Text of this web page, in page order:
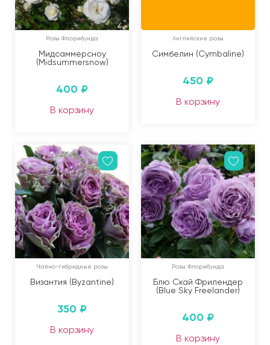
Розы Флорибунда
Мидсаммерсноу
(Midsummersnow)
400 ₽
В корзину
Английские розы
Симбелин (Cymbaline)
450 ₽
В корзину
Чайно-гибридные розы
Византия (Byzantine)
350 ₽
В корзину
Розы Флорибунда
Блю Скай Фрилендер
(Blue Sky Freelander)
400 ₽
В корзину